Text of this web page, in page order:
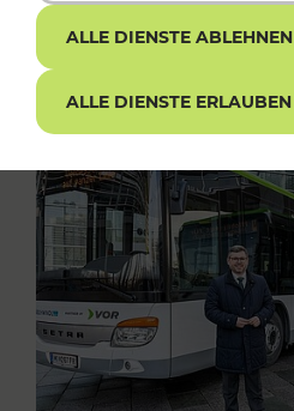
ALLE DIENSTE ABLEHNEN
ALLE DIENSTE ERLAUBEN